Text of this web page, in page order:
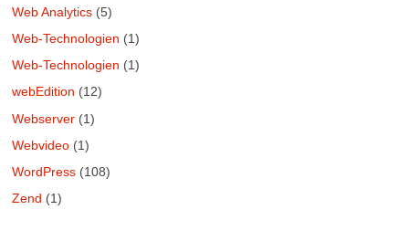
Web Analytics (5)
Web-Technologien (1)
Web-Technologien (1)
webEdition (12)
Webserver (1)
Webvideo (1)
WordPress (108)
Zend (1)